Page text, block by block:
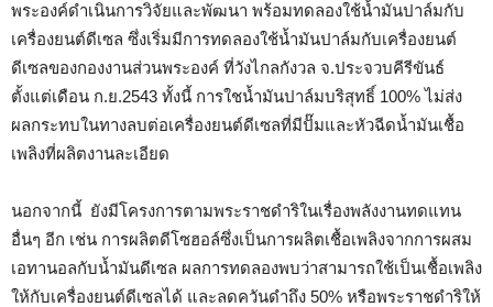
พระองค์ดำเนินการวิจัยและพัฒนา พร้อมทดลองใช้น้ำมันปาล์มกับ
เครื่องยนต์ดีเซล ซึ่งเริ่มมีการทดลองใช้น้ำมันปาล์มกับเครื่องยนต์
ดีเซลของกองงานส่วนพระองค์ ที่วังไกลกังวล จ.ประจวบคีรีขันธ์
ตั้งแต่เดือน ก.ย.2543 ทั้งนี้ การใชน้ำมันปาล์มบริสุทธิ์ 100% ไม่ส่ง
ผลกระทบในทางลบต่อเครื่องยนต์ดีเซลที่มีปั๊มและหัวฉีดน้ำมันเชื้อ
เพลิงที่ผลิตงานละเอียด
นอกจากนี้ ยังมีโครงการตามพระราชดำริในเรื่องพลังงานทดแทน
อื่นๆ อีก เช่น การผลิตดีโซฮอล์ซึ่งเป็นการผลิตเชื้อเพลิงจากการผสม
เอทานอลกับน้ำมันดีเซล ผลการทดลองพบว่าสามารถใช้เป็นเชื้อเพลิง
ให้กับเครื่องยนต์ดีเซลได้ และลดควันดำถึง 50% หรือพระราชดำริให้